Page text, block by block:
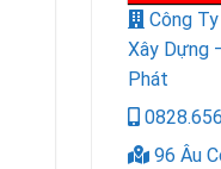
Công
Xây Dựng
Phát
96 Âu